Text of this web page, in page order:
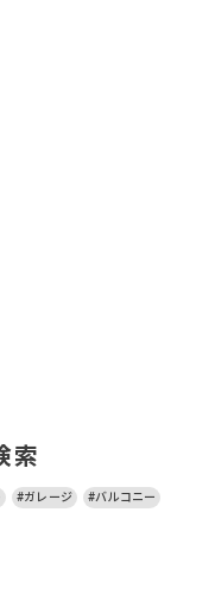
索
#ガレージ #バルコニー